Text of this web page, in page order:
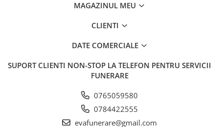
MAGAZINUL MEU
CLIENTI
DATE COMERCIALE
SUPORT CLIENTI NON-STOP LA TELEFON PENTRU SERVICII
FUNERARE
0765059580
0784422555
evafunerare@gmail.com